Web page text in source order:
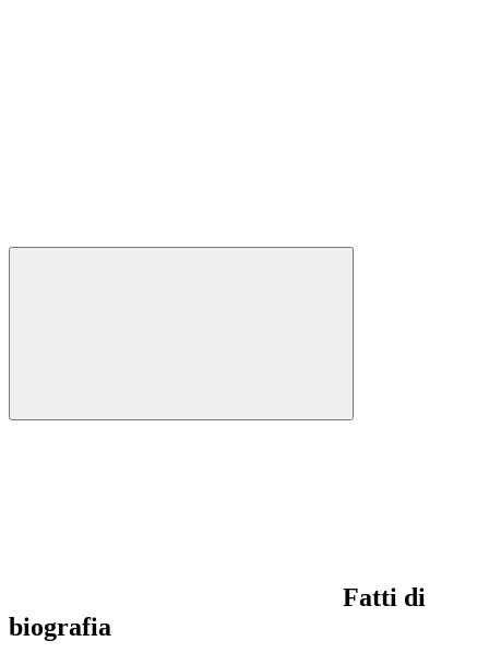
Fatti di
biografia